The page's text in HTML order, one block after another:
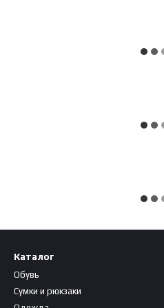
Каталог
Обувь
Сумки и рюкзаки